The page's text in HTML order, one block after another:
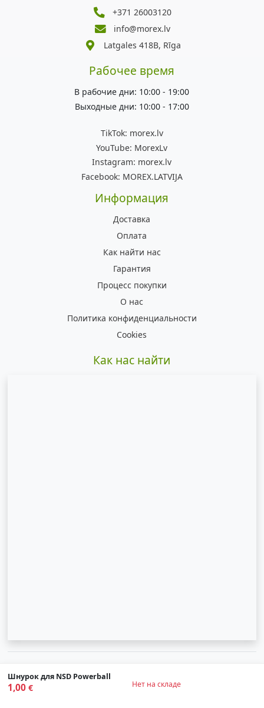
Шнурок для NSD Powerball
1,00€ Нет на складе
+371 26003120
info@morex.lv
Latgales 418B, Rīga
Рабочее время
В рабочие дни: 10:00 - 19:00
Выходные дни: 10:00 - 17:00
TikTok: morex.lv
YouTube: MorexLv
Instagram: morex.lv
Facebook: MOREX.LATVIJA
Информация
Доставка
Оплата
Как найти нас
Гарантия
Процесс покупки
О нас
Политика конфиденциальности
Cookies
Как нас найти
Наверх